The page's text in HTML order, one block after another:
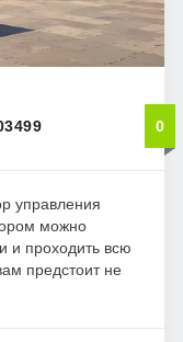
0
управления
можно
и проходить всю
предстоит не